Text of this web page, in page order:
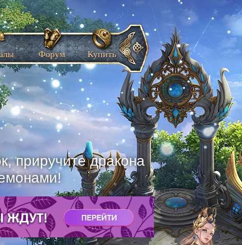
приручите дракона
Форум Купить